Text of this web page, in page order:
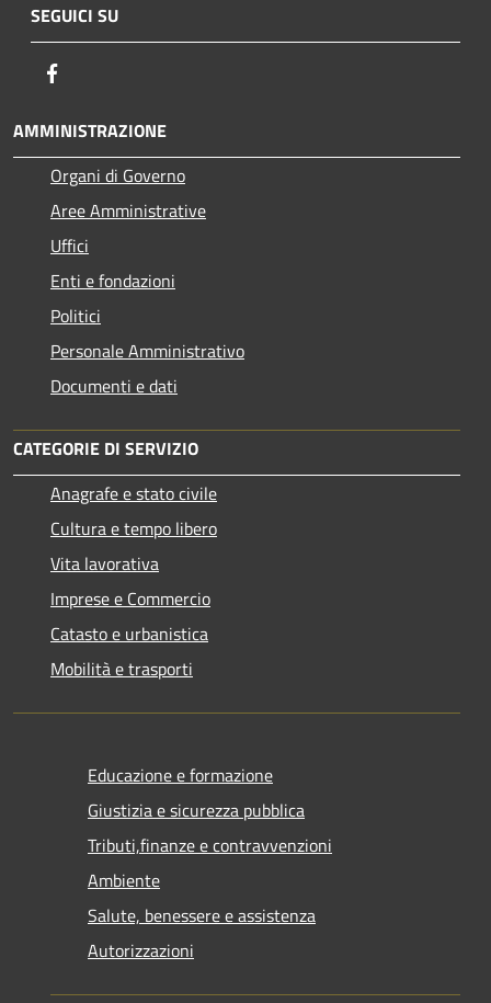
SEGUICI SU
AMMINISTRAZIONE
Organi di Governo
Aree Amministrative
Uffici
Enti e fondazioni
Politici
Personale Amministrativo
Documenti e dati
CATEGORIE DI SERVIZIO
Anagrafe e stato civile
Cultura e tempo libero
Vita lavorativa
Imprese e Commercio
Catasto e urbanistica
Mobilità e trasporti
Educazione e formazione
Giustizia e sicurezza pubblica
Tributi,finanze e contravvenzioni
Ambiente
Salute, benessere e assistenza
Autorizzazioni